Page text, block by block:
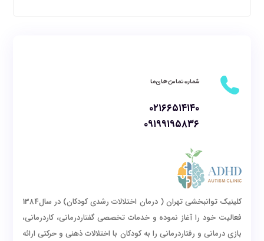
شماره تماس های ما
۰۲۱۶۶۵۱۴۱۴۰
۰۹۱۹۹۱۹۵۸۳۶
کلینیک توانبخشی تهران ( درمان اختلالات رشدی کودکان) در سال1384
فعالیت خود را آغاز نموده و خدمات تخصصی گفتاردرمانی، کاردرمانی،
بازی درمانی و رفتاردرمانی را به کودکان با اختلالات ذهنی و حرکتی ارائه